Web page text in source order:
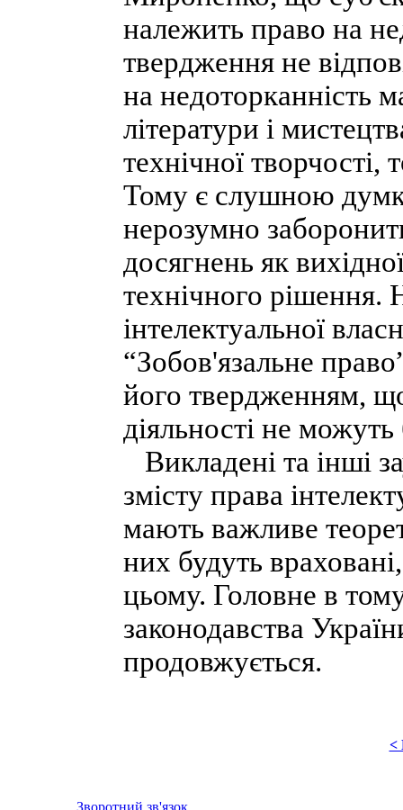
належить право на
твердження не
на недоторканність
літератури і
технічної творчості,
Тому є слушною
нерозумно
досягнень як
технічного
інтелектуальної
“Зобов'язальне
його твердженням, що
діяльності не
Викладені та інші
змісту права
мають важливе
них будуть
цьому. Головне в
законодавства
продовжується.
<
Зворотний зв'язок